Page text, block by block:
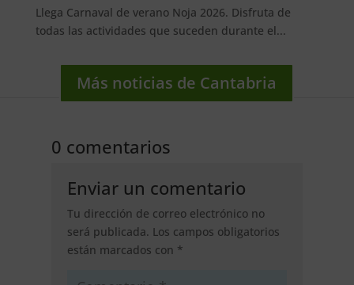
Llega Carnaval de verano Noja 2026. Disfruta de
todas las actividades que suceden durante el...
Más noticias de Cantabria
0 comentarios
Enviar un comentario
Tu dirección de correo electrónico no
será publicada. Los campos obligatorios
están marcados con *